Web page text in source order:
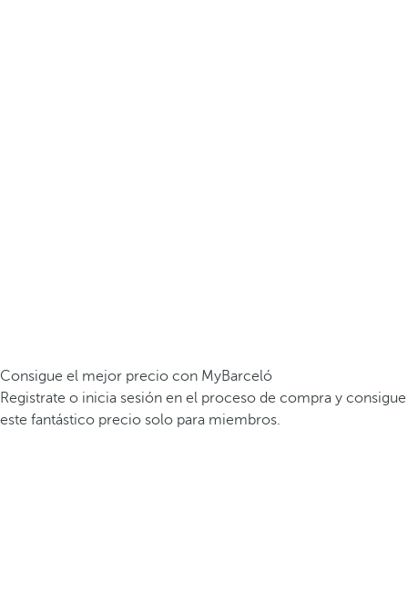
Consigue el mejor precio con MyBarceló
Registrate o inicia sesión en el proceso de compra y consigue
este fantástico precio solo para miembros.